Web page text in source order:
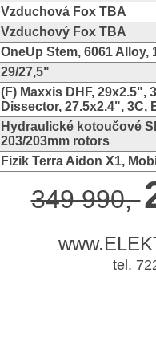
Vzduchová Fox TBA
Vzduchový Fox TBA
OneUp Stem, 6061 Alloy,
29/27,5"
(F) Maxxis DHF, 29x2.5",
Dissector, 27.5x2.4", 3C,
Hydraulické kotoučové
203/203mm rotors
Fizik Terra Aidon X1,
349 990,-
tel.